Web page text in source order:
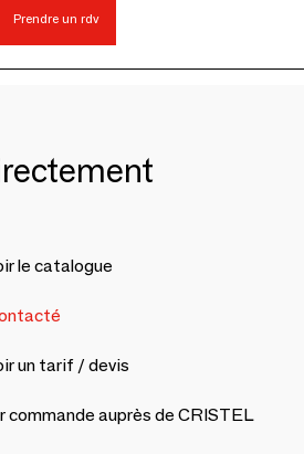
Prendre un rdv
le catalogue
un tarif / devis
commande auprès de CRISTEL